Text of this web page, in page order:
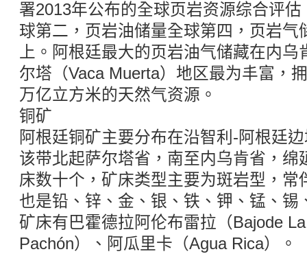
署2013年公布的全球页岩资源综合评
球第二，页岩油储量全球第四，页岩气
上。阿根廷最大的页岩油气储藏在内
尔塔（Vaca Muerta）地区最为丰富，
万亿立方米的天然气资源。
铜矿
阿根廷铜矿主要分布在沿智利-阿根廷
该带北起萨尔塔省，南至内乌肯省，绵
床数十个，矿床类型主要为斑岩型，常
也是铅、锌、金、银、铁、钾、锰、锡
矿床有巴霍德拉阿伦布雷拉（Bajode
Pachón）、阿瓜里卡（Agua Rica）。